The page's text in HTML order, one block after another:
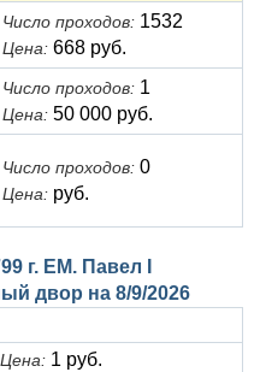
Число проходов: 1532
Цена: 668 руб.
Число проходов: 1
Цена: 50 000 руб.
Число проходов: 0
Цена: руб.
г. ЕМ. Павел I
двор на 8/9/2026
Цена: 1 руб.